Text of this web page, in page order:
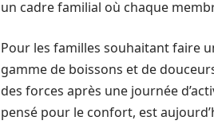
un cadre familial où chaque
Pour les familles souhaitant faire
gamme de boissons et de
des forces après une journée
pensé pour le confort, est